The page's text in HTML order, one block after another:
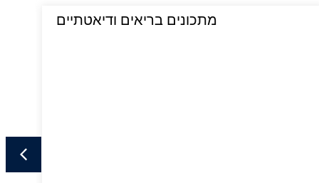
מתכונים בריאים ודיאטתיים